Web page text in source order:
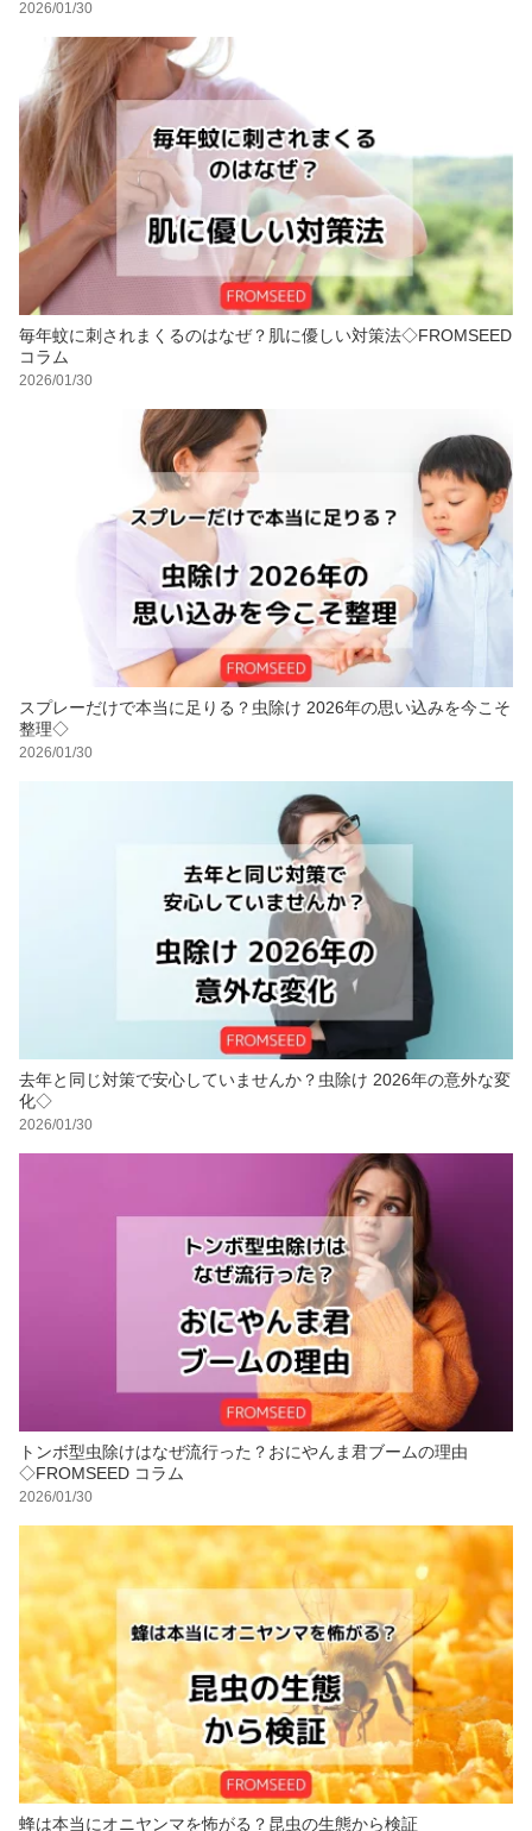
2026/01/30
毎年蚊に刺されまくるのはなぜ？肌に優しい対策法◇FROMSEED
コラム
2026/01/30
スプレーだけで本当に足りる？虫除け 2026年の思い込みを今こそ
整理◇
2026/01/30
去年と同じ対策で安心していませんか？虫除け 2026年の意外な変
化◇
2026/01/30
トンボ型虫除けはなぜ流行った？おにやんま君ブームの理由
◇FROMSEED コラム
2026/01/30
蜂は本当にオニヤンマを怖がる？昆虫の生態から検証